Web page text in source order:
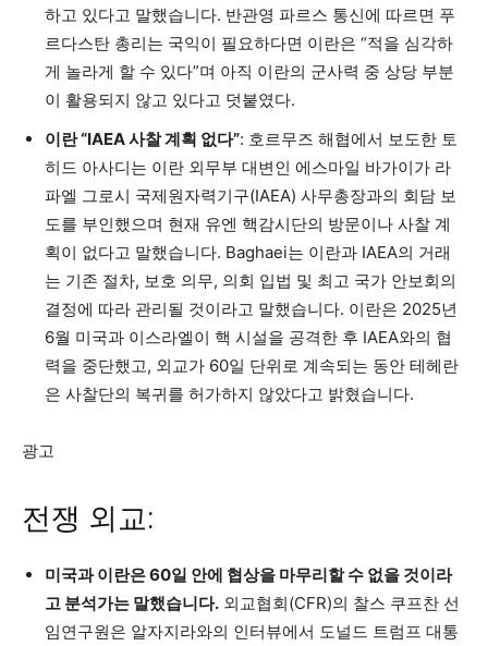
하고 있다고 말했습니다. 반관영 파르스 통신에 따르면 푸
르다스탄 총리는 국익이 필요하다면 이란은 “적을 심각하
게 놀라게 할 수 있다”며 아직 이란의 군사력 중 상당 부분
이 활용되지 않고 있다고 덧붙였다.
이란 “IAEA 사찰 계획 없다”: 호르무즈 해협에서 보도한 토
히드 아사디는 이란 외무부 대변인 에스마일 바가이가 라
파엘 그로시 국제원자력기구(IAEA) 사무총장과의 회담 보
도를 부인했으며 현재 유엔 핵감시단의 방문이나 사찰 계
획이 없다고 말했습니다. Baghaei는 이란과 IAEA의 거래
는 기존 절차, 보호 의무, 의회 입법 및 최고 국가 안보회의
결정에 따라 관리될 것이라고 말했습니다. 이란은 2025년
6월 미국과 이스라엘이 핵 시설을 공격한 후 IAEA와의 협
력을 중단했고, 외교가 60일 단위로 계속되는 동안 테헤란
은 사찰단의 복귀를 허가하지 않았다고 밝혔습니다.
광고
전쟁 외교:
미국과 이란은 60일 안에 협상을 마무리할 수 없을 것이라
고 분석가는 말했습니다. 외교협회(CFR)의 찰스 쿠프찬 선
임연구원은 알자지라와의 인터뷰에서 도널드 트럼프 대통